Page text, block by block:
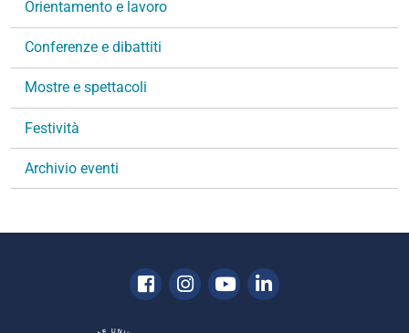
i
n
Orientamento e lavoro
Conferenze e dibattiti
Mostre e spettacoli
Festività
Archivio eventi
Facebook
Instagram
YoutubeLinkedin